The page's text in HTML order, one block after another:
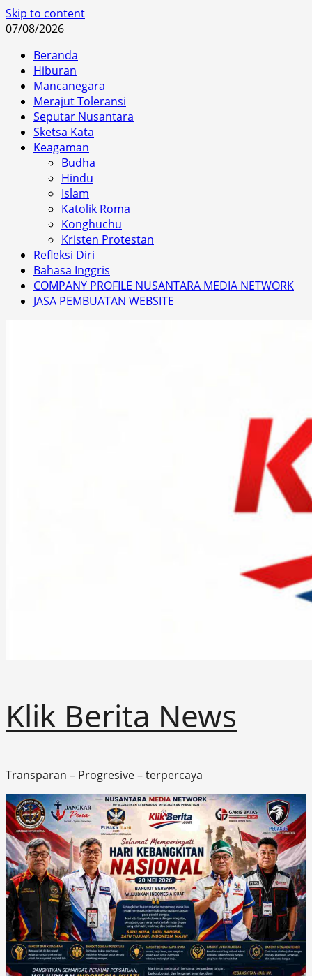
Skip to content
07/08/2026
Beranda
Hiburan
Mancanegara
Merajut Toleransi
Seputar Nusantara
Sketsa Kata
Keagaman
Budha
Hindu
Islam
Katolik Roma
Konghuchu
Kristen Protestan
Refleksi Diri
Bahasa Inggris
COMPANY PROFILE NUSANTARA MEDIA NETWORK
JASA PEMBUATAN WEBSITE
Klik Berita News
Transparan – Progresive – terpercaya